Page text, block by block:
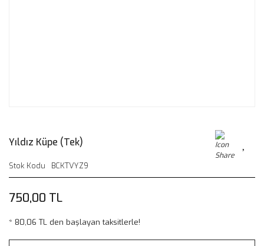
Yıldız Küpe (Tek)
Stok Kodu BCKTVYZ9
750,00 TL
* 80,06 TL den başlayan taksitlerle!